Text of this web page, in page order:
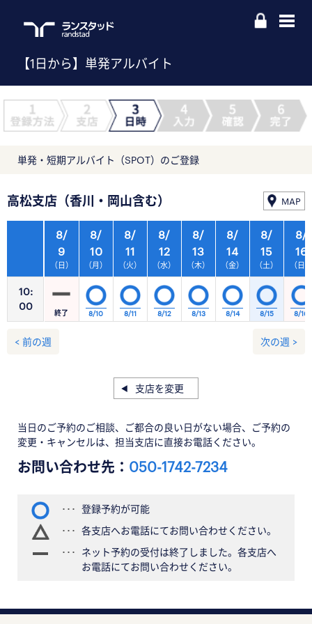
【1日から】単発アルバイト
単発・短期アルバイト（SPOT）のご登録
高松支店（香川・岡山含む） MAP
10:
00
8/
9
（日）
8/
10
（月）
8/
11
（火）
8/
12
（水）
8/
13
（木）
8/
14
（金）
8/
15
（土）
終了 8/10 8/11 8/12 8/13 8/14 8/15
8/
16
（日）
8/16
< 前の週 次の週 >
支店を変更
当日のご予約のご相談、ご都合の良い日がない場合、ご予約の
変更・キャンセルは、担当支店に直接お電話ください。
お問い合わせ先： 050-1742-7234
登録予約が可能
各支店へお電話にてお問い合わせください。
ネット予約の受付は終了しました。各支店へ
お電話にてお問い合わせください。